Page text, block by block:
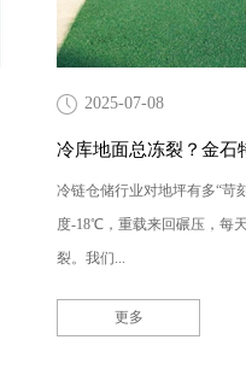
2025-07-08
冷库地面总冻裂？金石
冷链仓储行业对地坪有多“苛
度-18℃，重载来回碾压，每
裂。我们...
更多